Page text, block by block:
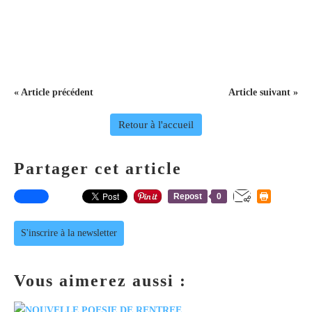
« Article précédent Article suivant »
Retour à l'accueil
Partager cet article
Repost 0
S'inscrire à la newsletter
Vous aimerez aussi :